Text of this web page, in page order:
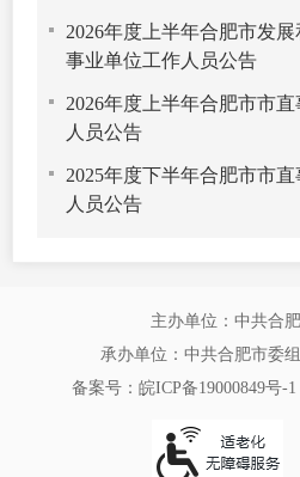
2026年度上半年合肥市发
事业单位工作人员公告
2026年度上半年合肥市市
人员公告
2025年度下半年合肥市市
人员公告
主办单位：中共合
承办单位：中共合肥市委
备案号：皖ICP备19000849号-1